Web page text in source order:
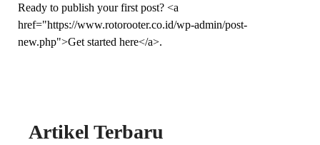
Ready to publish your first post? <a
href="https://www.rotorooter.co.id/wp-admin/post-
new.php">Get started here</a>.
Artikel Terbaru